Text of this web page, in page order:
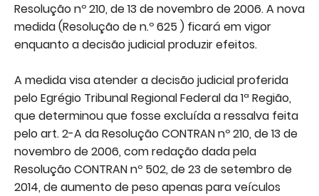
Resolução nº 210, de 13 de novembro de 2006. A nova
medida (Resolução de n.º 625 ) ficará em vigor
enquanto a decisão judicial produzir efeitos.
A medida visa atender a decisão judicial proferida
pelo Egrégio Tribunal Regional Federal da 1ª Região,
que determinou que fosse excluída a ressalva feita
pelo art. 2-A da Resolução CONTRAN nº 210, de 13 de
novembro de 2006, com redação dada pela
Resolução CONTRAN nº 502, de 23 de setembro de
2014, de aumento de peso apenas para veículos